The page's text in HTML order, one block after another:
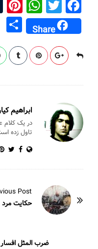
F
a
c
e
b
o
o
k
T
wi
tt
er
W
h
at
s
A
p
er
Share
ابراهیم
در یک کلام
تاول زده
Post:
حکایت مرد
ضرب المثل